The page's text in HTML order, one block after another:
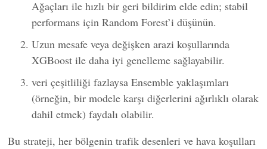
Ağaçları ile hızlı bir geri bildirim elde edin; stabil
performans için Random Forest’i düşünün.
Uzun mesafe veya değişken arazi koşullarında
XGBoost ile daha iyi genelleme sağlayabilir.
veri çeşitliliği fazlaysa Ensemble yaklaşımları
(örneğin, bir modele karşı diğerlerini ağırlıklı olarak
dahil etmek) faydalı olabilir.
Bu strateji, her bölgenin trafik desenleri ve hava koşulları